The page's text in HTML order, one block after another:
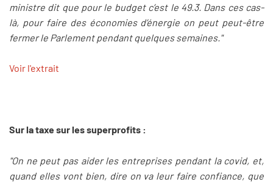
ministre dit que pour le budget c’est le 49.3. Dans ces cas-
là, pour faire des économies d’énergie on peut peut-être
fermer le Parlement pendant quelques semaines."
Voir l'extrait
Sur la taxe sur les superprofits :
"On ne peut pas aider les entreprises pendant la covid, et,
quand elles vont bien, dire on va leur faire confiance, que